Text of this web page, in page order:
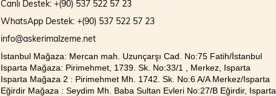
Canlı Destek: +(90) 537 522 57 23
WhatsApp Destek: +(90) 537 522 57 23
info@askerimalzeme.net
İstanbul Mağaza: Mercan mah. Uzunçarşı Cad. No:75 Fatih/İstanbul
Isparta Mağaza: Pirimehmet, 1739. Sk. No:33/1 , Merkez, Isparta
Isparta Mağaza 2 : Pirimehmet Mh. 1742. Sk. No:6 A/A Merkez/Isparta
Eğirdir Mağaza : Seydim Mh. Baba Sultan Evleri No:27/B Eğirdir, Isparta